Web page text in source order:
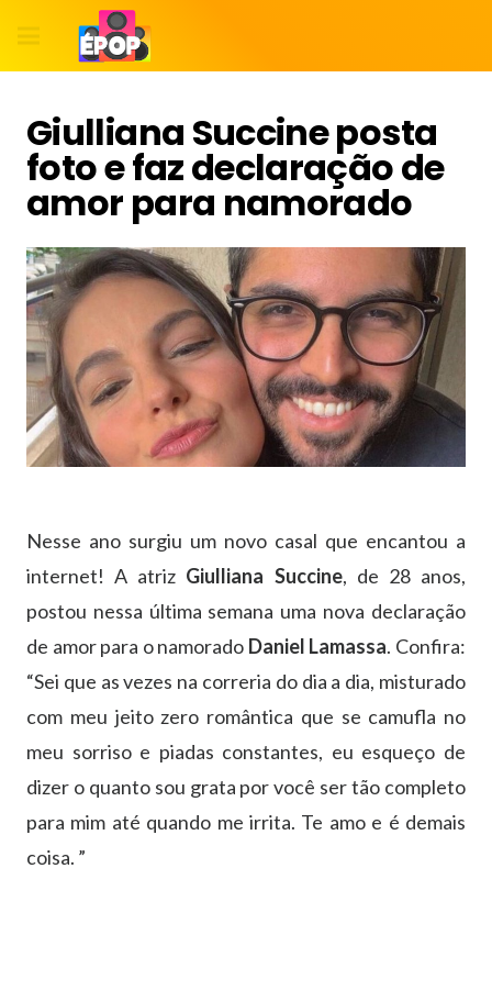
Giulliana Succine posta
foto e faz declaração de
amor para namorado
Nesse ano surgiu um novo casal que encantou a
internet! A atriz Giulliana Succine, de 28 anos,
postou nessa última semana uma nova declaração
de amor para o namorado Daniel Lamassa. Confira:
“Sei que as vezes na correria do dia a dia, misturado
com meu jeito zero romântica que se camufla no
meu sorriso e piadas constantes, eu esqueço de
dizer o quanto sou grata por você ser tão completo
para mim até quando me irrita. Te amo e é demais
coisa. ”